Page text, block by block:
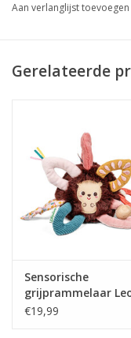
Aan verlanglijst toevoegen
Gerelateerde
Sensorische
grijprammelaar
€19,99